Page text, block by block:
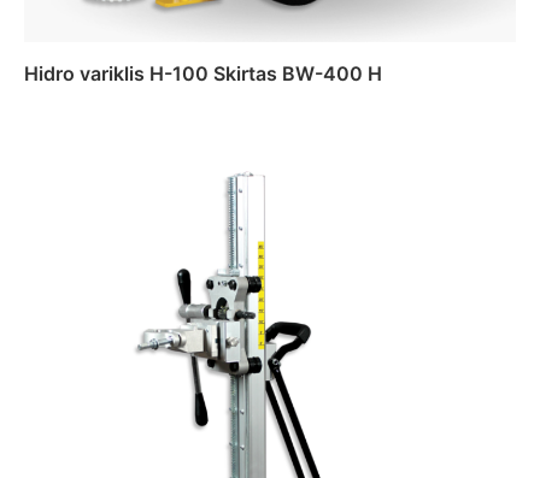
Hidro variklis H-100 Skirtas BW-400 H